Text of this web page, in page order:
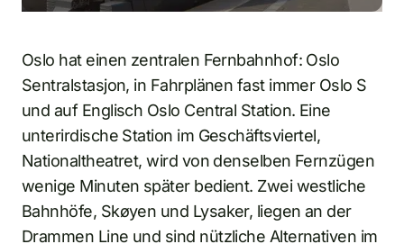
Oslo hat einen zentralen Fernbahnhof: Oslo
Sentralstasjon, in Fahrplänen fast immer Oslo S
und auf Englisch Oslo Central Station. Eine
unterirdische Station im Geschäftsviertel,
Nationaltheatret, wird von denselben Fernzügen
wenige Minuten später bedient. Zwei westliche
Bahnhöfe, Skøyen und Lysaker, liegen an der
Drammen Line und sind nützliche Alternativen im